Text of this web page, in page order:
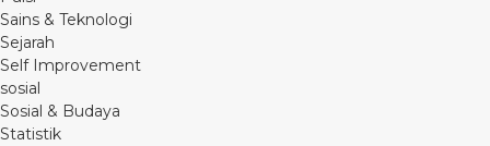
Sains & Teknologi
Sejarah
Self Improvement
sosial
Sosial & Budaya
Statistik